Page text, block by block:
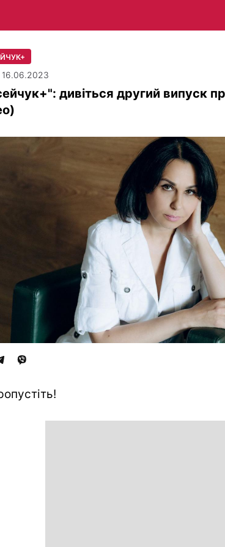
16.06.2023
дивіться другий випуск